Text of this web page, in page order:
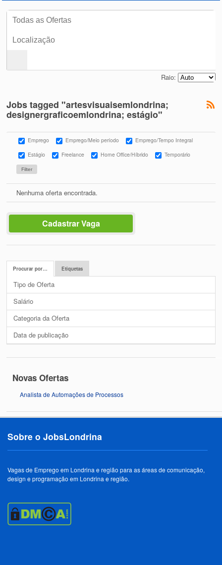
Raio:
Jobs tagged "artesvisuaisemlondrina;
designergraficoemlondrina; estágio"
Emprego Emprego/Meio período
Emprego/Tempo Integral
Estágio
Freelance Home Office/Híbrido Temporário
Nenhuma oferta encontrada.
Cadastrar Vaga
Procurar por… Etiquetas
Tipo de Oferta
Salário
Categoria da Oferta
Data de publicação
Novas Ofertas
Analista de Automações de Processos
Sobre o JobsLondrina
Vagas de Emprego em Londrina e região para as áreas de comunicação,
design e programação em Londrina e região.